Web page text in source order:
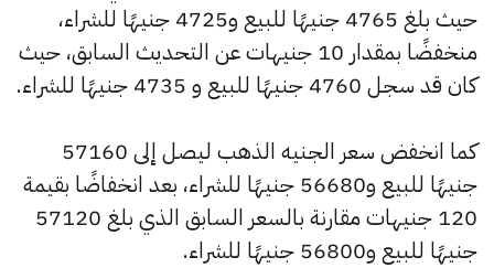
حيث بلغ 4765 جنيهًا للبيع و4725 جنيهًا للشراء،
منخفضًا بمقدار 10 جنيهات عن التحديث السابق، حيث
كان قد سجل 4760 جنيهًا للبيع و 4735 جنيهًا للشراء.
كما انخفض سعر الجنيه الذهب ليصل إلى 57160
جنيهًا للبيع و56680 جنيهًا للشراء، بعد انخفاضًا بقيمة
120 جنيهات مقارنة بالسعر السابق الذي بلغ 57120
جنيهًا للبيع و56800 جنيهًا للشراء.